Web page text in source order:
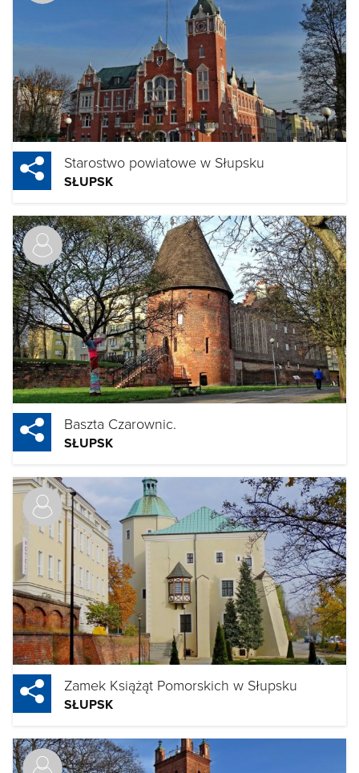
Starostwo powiatowe w Słupsku
SŁUPSK
Baszta Czarownic.
SŁUPSK
Zamek Książąt Pomorskich w Słupsku
SŁUPSK